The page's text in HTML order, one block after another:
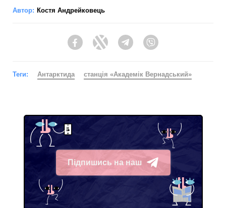
Автор: Костя Андрейковець
FacebookTwitter Telegram
Теги: Антарктида станція «Академік Вернадський»
Підпишись на наш
Telegram